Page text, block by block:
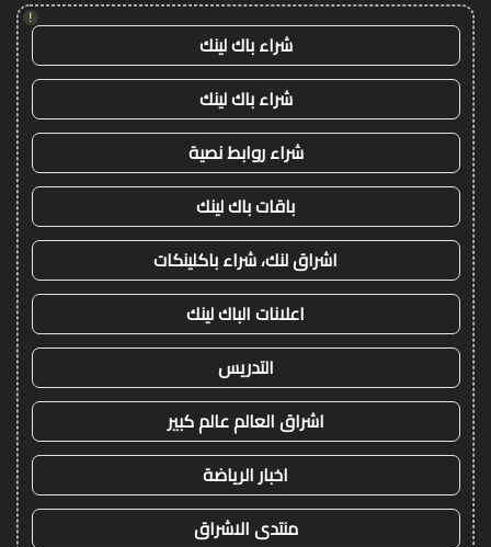
!
شراء باك لينك
شراء باك لينك
شراء روابط نصية
باقات باك لينك
اشراق لنك، شراء باكلينكات
اعلانات الباك لينك
التدريس
اشراق العالم عالم كبير
اخبار الرياضة
منتدى الاشراق